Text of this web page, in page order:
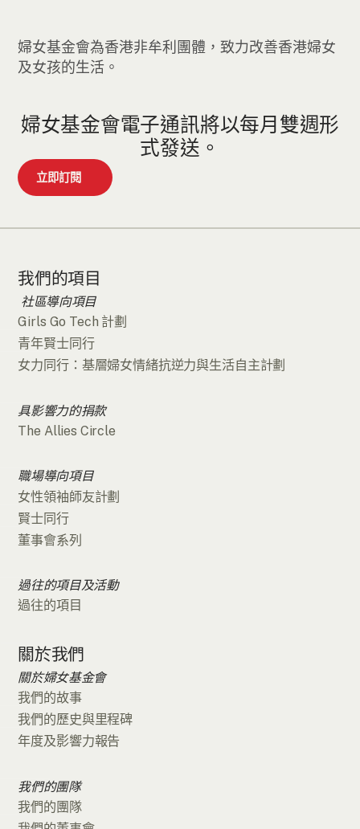
婦女基金會為香港非牟利團體，致力改善香港婦女
及女孩的生活。
婦女基金會電子通訊將以每月雙週形
式發送。
立即訂閱
我們的項目
社區導向項目
Girls Go Tech 計劃
青年賢士同行
女力同行：基層婦女情緒抗逆力與生活自主計劃
具影響力的捐款
The Allies Circle
職場導向項目
女性領袖師友計劃
賢士同行
董事會系列
過往的項目及活動
過往的項目
關於我們
關於婦女基金會
我們的故事
我們的歷史與里程碑
年度及影響力報告
我們的團隊
我們的團隊